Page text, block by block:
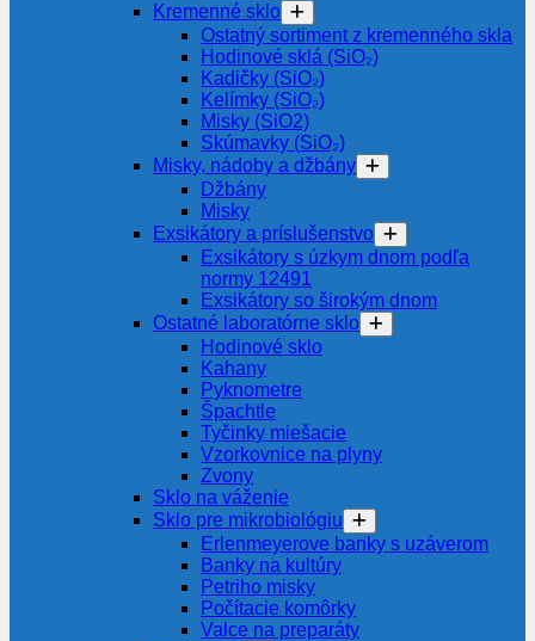
Kremenné sklo
Ostatný sortiment z kremenného skla
Hodinové sklá (SiO₂)
Kadičky (SiO₂)
Kelímky (SiO₂)
Misky (SiO2)
Skúmavky (SiO₂)
Misky, nádoby a džbány
Džbány
Misky
Exsikátory a príslušenstvo
Exsikátory s úzkym dnom podľa
normy 12491
Exsikátory so širokým dnom
Ostatné laboratórne sklo
Hodinové sklo
Kahany
Pyknometre
Špachtle
Tyčinky miešacie
Vzorkovnice na plyny
Zvony
Sklo na váženie
Sklo pre mikrobiológiu
Erlenmeyerove banky s uzáverom
Banky na kultúry
Petriho misky
Počítacie komôrky
Valce na preparáty